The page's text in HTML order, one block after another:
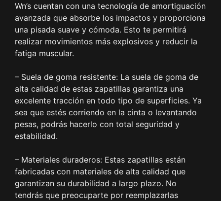
Wn’s cuentan con una tecnología de amortiguación
avanzada que absorbe los impactos y proporciona
una pisada suave y cómoda. Esto te permitirá
realizar movimientos más explosivos y reducir la
fatiga muscular.
– Suela de goma resistente: La suela de goma de
alta calidad de estas zapatillas garantiza una
excelente tracción en todo tipo de superficies. Ya
sea que estés corriendo en la cinta o levantando
pesas, podrás hacerlo con total seguridad y
estabilidad.
– Materiales duraderos: Estas zapatillas están
fabricadas con materiales de alta calidad que
garantizan su durabilidad a largo plazo. No
tendrás que preocuparte por reemplazarlas